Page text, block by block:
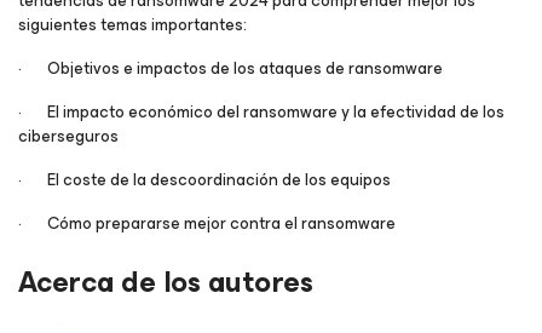
siguientes temas importantes:
· Objetivos e impactos de los ataques de ransomware
· El impacto económico del ransomware y la efectividad de los
ciberseguros
· El coste de la descoordinación de los equipos
· Cómo prepararse mejor contra el ransomware
Acerca de los autores